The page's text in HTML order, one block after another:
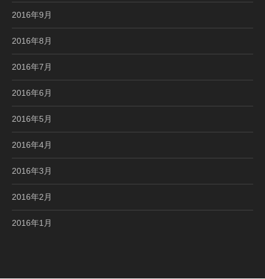
2016年9月
2016年8月
2016年7月
2016年6月
2016年5月
2016年4月
2016年3月
2016年2月
2016年1月